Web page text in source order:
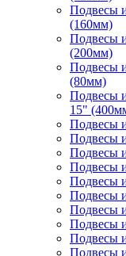
Подвесы
(160мм)
Подвесы
(200мм)
Подвесы
(80мм)
Подвесы
15"
Подвесы
Подвесы
Подвесы
Подвесы
Подвесы
Подвесы
Подвесы
Подвесы
Подвесы
Подвесы